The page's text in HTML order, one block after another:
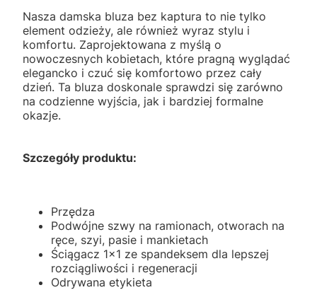
Nasza damska bluza bez kaptura to nie tylko
element odzieży, ale również wyraz stylu i
komfortu. Zaprojektowana z myślą o
nowoczesnych kobietach, które pragną wyglądać
elegancko i czuć się komfortowo przez cały
dzień. Ta bluza doskonale sprawdzi się zarówno
na codzienne wyjścia, jak i bardziej formalne
okazje.
Szczegóły produktu:
Przędza
Podwójne szwy na ramionach, otworach na
ręce, szyi, pasie i mankietach
Ściągacz 1x1 ze spandeksem dla lepszej
rozciągliwości i regeneracji
Odrywana etykieta